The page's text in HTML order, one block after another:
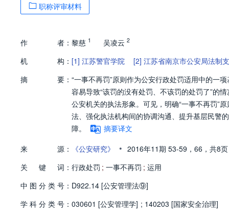
职称评审材料
作 者： 黎慈 1 吴凌云 2
机 构： [1] 江苏警官学院 [2] 江苏省南京市公安局法制
摘
要： “一事不再罚”原则作为公安行政处罚适用中的一
容易导致“该罚的没有处罚、不该罚的处罚了”的
公安机关的执法形象。可见，明确“一事不再罚”
法、强化执法机构间的协调沟通、提升基层民警
障。
摘要译文
来
源： 《公安研究》 • 2016年11期 53-59， 66， 共8页
关
键 词： 行政处罚 ; 一事不再罚 ; 运用
中 图 分 类 号： D922.14 [公安管理法⑨]
学 科 分 类 号： 030601 [公安管理学] ; 140203 [国家安全治理]